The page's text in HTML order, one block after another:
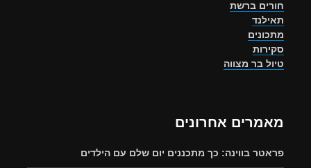
חורים ברשת
תאילנד
מתכונים
סקירות
טיול בר מצווה
מאמרים אחרונים
פראטר בווינה: כך מתכננים יום שלם עם הילדים